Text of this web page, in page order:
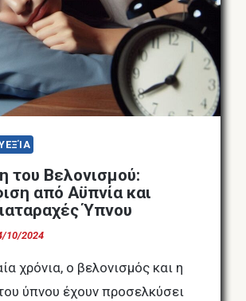
ΘΕΡΑΠΕΥΤΙΚΈΣ
ΕΦΑΡΜΟΓΈΣ
του Βελονισμού:
από Αϋπνία και
Ύπνου
10/2024
χρόνια, ο βελονισμός και η
ύπνου έχουν προσελκύσει